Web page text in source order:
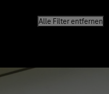
Alle Filter entfernen